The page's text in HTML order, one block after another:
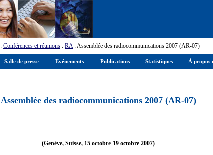
: Conférences et réunions : RA: Assemblée des radiocommunications 2007 (AR-07)
Assemblée des radiocommunications 2007 (AR-07)
(Genève, Suisse, 15 octobre-19 octobre 2007)
Salle de presse Evénements Publications Statistiques À propos